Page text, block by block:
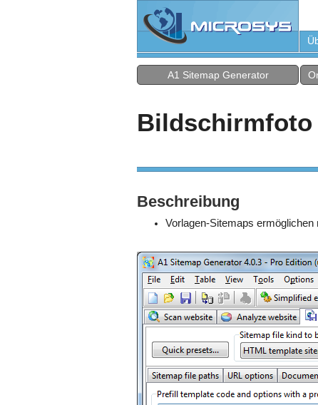
A1 Sitemap Generator
Bildschirmfoto
Beschreibung
Vorlagen-Sitemaps